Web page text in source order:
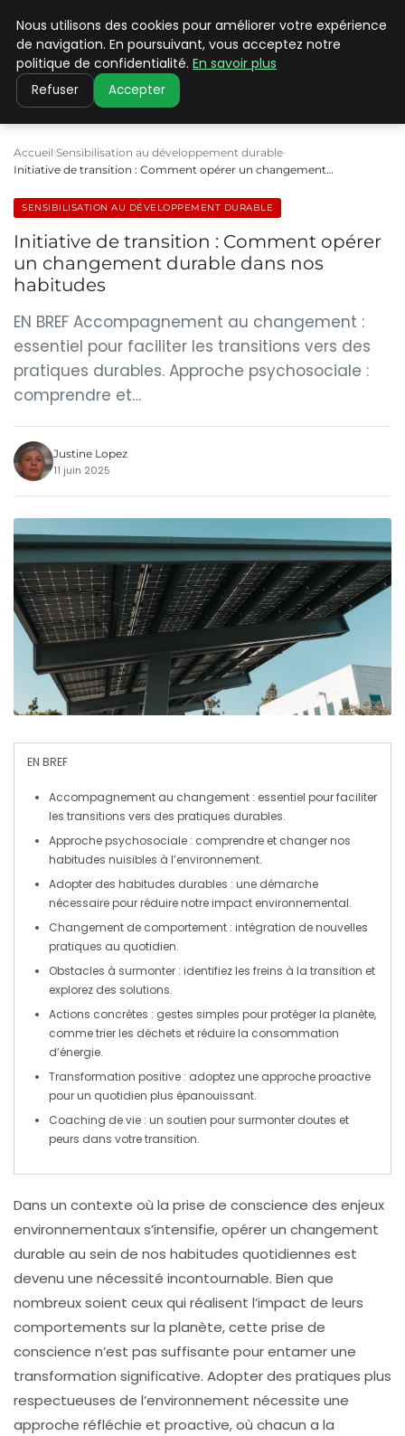
CLIMATE C ADVANCED
Accueil Sensibilisation au développement durable
Initiative de transition : Comment opérer un changement…
SENSIBILISATION AU DÉVELOPPEMENT DURABLE
Initiative de transition : Comment opérer
un changement durable dans nos
habitudes
EN BREF Accompagnement au changement :
essentiel pour faciliter les transitions vers des
pratiques durables. Approche psychosociale :
comprendre et…
Justine Lopez
11 juin 2025
EN BREF
Accompagnement au changement : essentiel pour faciliter
les transitions vers des pratiques durables.
Approche psychosociale : comprendre et changer nos
habitudes nuisibles à l’environnement.
Adopter des habitudes durables : une démarche
nécessaire pour réduire notreimpact environnemental.
Changement de comportement : intégration de nouvelles
pratiques au quotidien.
Obstacles à surmonter : identifiez les freins à la transition et
explorez des solutions.
Actions concrètes : gestes simples pour protéger la planète,
comme trier les déchets et réduire la consommation
d’énergie.
Transformation positive : adoptez une approche proactive
pour un quotidien plus épanouissant.
Coaching de vie : un soutien pour surmonter doutes et
peurs dans votre transition.
Dans un contexte où la prise de conscience des enjeux
environnementaux s’intensifie,opérer un changement
durable au sein de nos habitudes quotidiennes est
devenu une nécessité incontournable. Bien que
nombreux soient ceux qui réalisent l’impact de leurs
comportements sur la planète, cette prise de
conscience n’est pas suffisante pour entamer une
transformation significative. Adopter des pratiques plus
respectueuses de l’environnement nécessite une
approche réfléchie et proactive, où chacun a la
Nous utilisons des cookies pour améliorer votre expérience
de navigation. En poursuivant, vous acceptez notre
politique de confidentialité. En savoir plus
Refuser Accepter